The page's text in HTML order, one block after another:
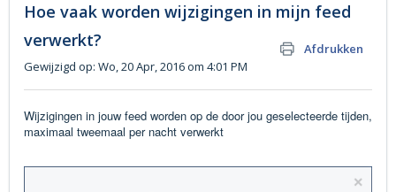
Hoe vaak worden wijzigingen in mijn feed
verwerkt?
Afdrukken
Gewijzigd op: Wo, 20 Apr, 2016 om 4:01 PM
Wijzigingen in jouw feed worden op de door jou geselecteerde tijden,
maximaal tweemaal per nacht verwerkt